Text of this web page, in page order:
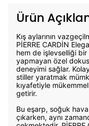
Ürün
Kış aylarının
PİERRE CARDİN
hem de işlevselliği bir
yapmayan özel
deneyimi sağlar.
stiller yaratmak
kıyafetiyle
getirir.
Bu eşarp, soğuk
çıkarken, aynı